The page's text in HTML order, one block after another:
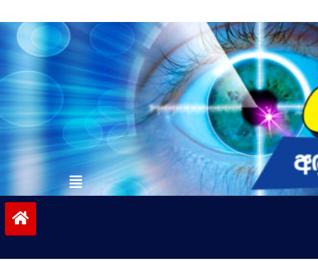
to
contentvinivida.lk